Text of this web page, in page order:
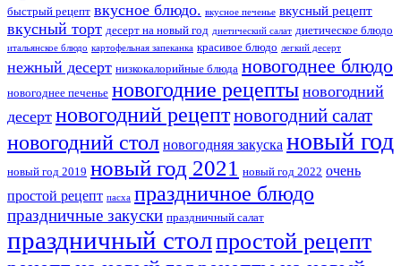
быстрый рецепт вкусное блюдо. вкусное печенье вкусный рецепт
вкусный торт десерт на новый год диетический салат диетическое блюдо
итальянское блюдо картофельная запеканка красивое блюдо легкий десерт
нежный десерт низкокалорийные блюда новогоднее блюдо
новогоднее печенье новогодние рецепты новогодний
десерт новогодний рецептновогодний салат
новогодний стол новогодняя закуска новый год
новый год 2019 новый год 2021 новый год 2022 очень
простой рецепт пасха праздничное блюдо
праздничные закуски праздничный салат
праздничный столпростой рецепт